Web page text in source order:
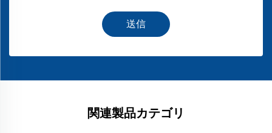
送信
関連製品カテゴリ